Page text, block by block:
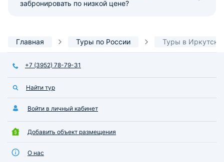
забронировать по низкой цене?
Главная Туры по России Туры в Иркутск
+7 (3952) 78-79-31
Найти тур
Войти в личный кабинет
Добавить объект размещения
О нас